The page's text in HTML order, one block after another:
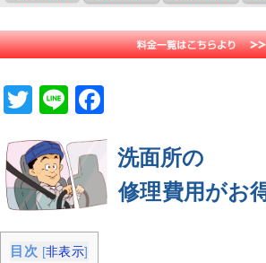
T
tt
er
Li
e
c
e
b
洗面所の
修理費用がお
目次 [非表示]